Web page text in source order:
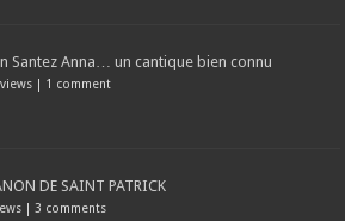
Santez Anna… un cantique bien connu
| 1 comment
DE SAINT PATRICK
| 3 comments